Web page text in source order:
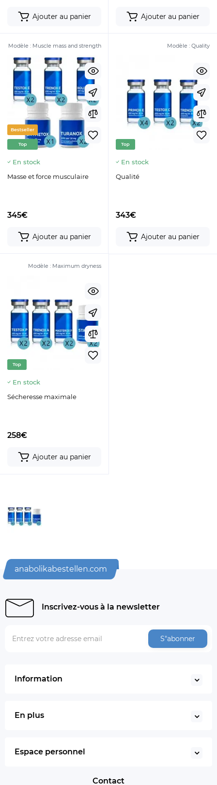
Ajouter au panier Ajouter au panier
Modèle : Muscle mass and strength
Bestseller
Top
En stock
Masse et force musculaire
345€
Ajouter au panier
Modèle : Quality
Top
En stock
Qualité
343€
Ajouter au panier
Modèle : Maximum dryness
Top
En stock
Sécheresse maximale
258€
Ajouter au panier
anabolikabestellen.com
Inscrivez-vous à la newsletter
S"abonner
Information
En plus
Espace personnel
Contact